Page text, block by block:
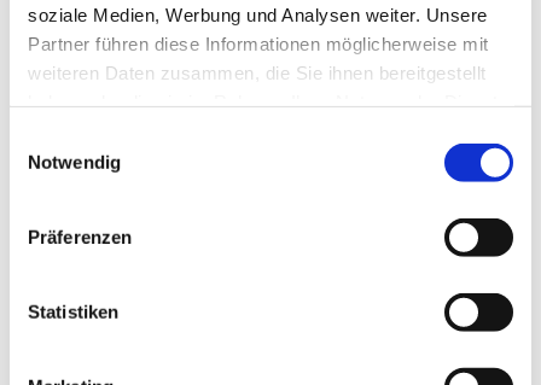
soziale Medien, Werbung und Analysen weiter. Unsere
Partner führen diese Informationen möglicherweise mit
weiteren Daten zusammen, die Sie ihnen bereitgestellt
Notwendig
Präferenzen
Statistiken